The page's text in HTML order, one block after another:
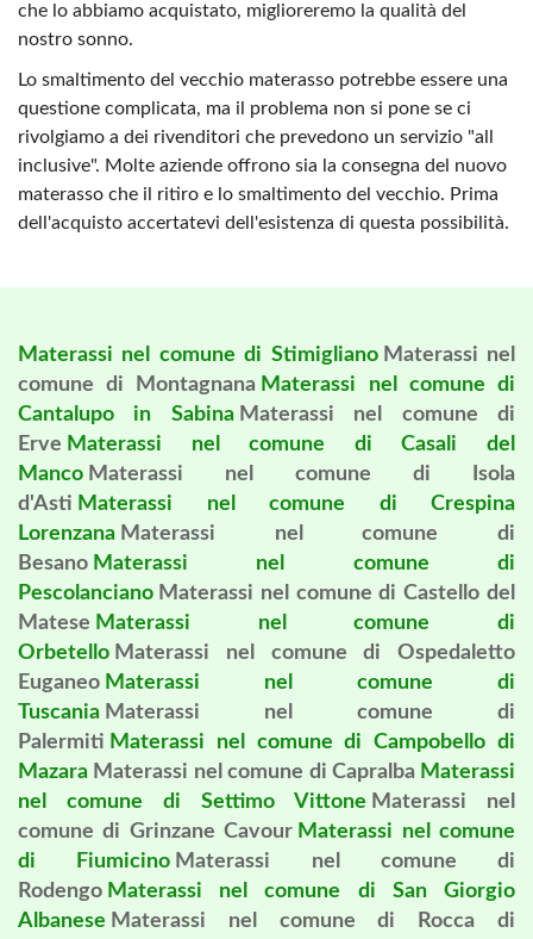
che lo abbiamo acquistato, miglioreremo la qualità del
nostro sonno.
Lo smaltimento del vecchio materasso potrebbe essere una
questione complicata, ma il problema non si pone se ci
rivolgiamo a dei rivenditori che prevedono un servizio "all
inclusive". Molte aziende offrono sia la consegna del nuovo
materasso che il ritiro e lo smaltimento del vecchio. Prima
dell'acquisto accertatevi dell'esistenza di questa possibilità.
Materassi nel comune di Stimigliano Materassi nel
comune di Montagnana Materassi nel comune di
Cantalupo in Sabina Materassi nel comune di
Erve Materassi nel comune di Casali del
Manco Materassi nel comune di Isola
d'Asti Materassi nel comune di Crespina
Lorenzana Materassi nel comune di
Besano Materassi nel comune di
Pescolanciano Materassi nel comune di Castello del
Matese Materassi nel comune di
Orbetello Materassi nel comune di Ospedaletto
Euganeo Materassi nel comune di
Tuscania Materassi nel comune di
Palermiti Materassi nel comune di Campobello di
Mazara Materassi nel comune di Capralba Materassi
nel comune di Settimo Vittone Materassi nel
comune di Grinzane Cavour Materassi nel comune
di Fiumicino Materassi nel comune di
Rodengo Materassi nel comune di San Giorgio
Albanese Materassi nel comune di Rocca di